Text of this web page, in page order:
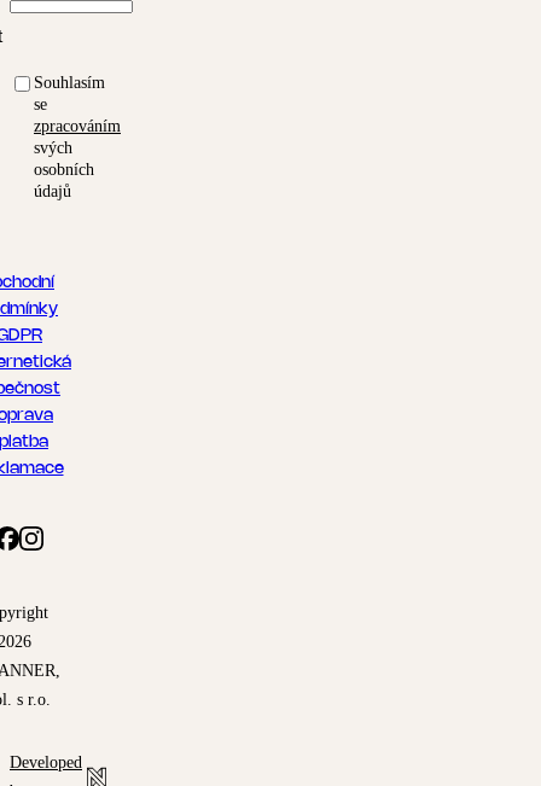
Souhlasím
se
zpracováním
svých
osobních
údajů
s r.o.
Developed